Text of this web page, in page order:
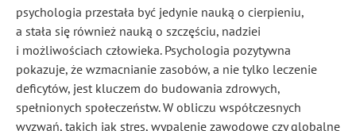
psychologia przestała być jedynie nauką o cierpieniu,
a stała się również nauką o szczęściu, nadziei
i możliwościach człowieka. Psychologia pozytywna
pokazuje, że wzmacnianie zasobów, a nie tylko leczenie
deficytów, jest kluczem do budowania zdrowych,
spełnionych społeczeństw. W obliczu współczesnych
wyzwań, takich jak stres, wypalenie zawodowe czy globalne